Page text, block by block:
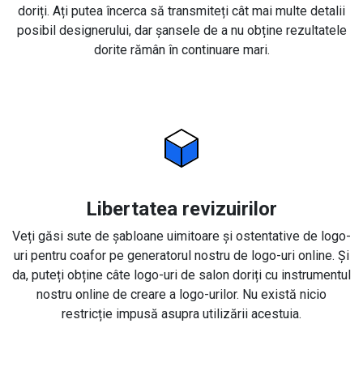
doriți. Ați putea încerca să transmiteți cât mai multe detalii
posibil designerului, dar șansele de a nu obține rezultatele
dorite rămân în continuare mari.
Libertatea revizuirilor
Veți găsi sute de șabloane uimitoare și ostentative de logo-
uri pentru coafor pe generatorul nostru de logo-uri online. Și
da, puteți obține câte logo-uri de salon doriți cu instrumentul
nostru online de creare a logo-urilor. Nu există nicio
restricție impusă asupra utilizării acestuia.